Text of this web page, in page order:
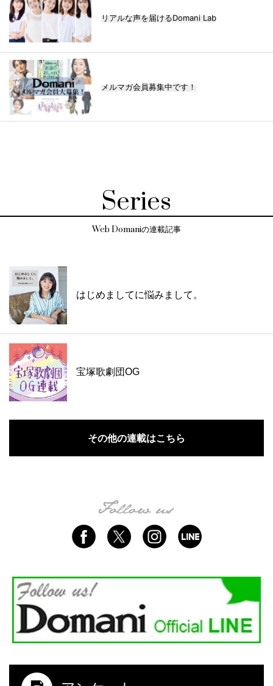
リアルな声を届けるDomani Lab
メルマガ会員募集中です！
Series
Web Domaniの連載記事
はじめましてに悩みまして。
宝塚歌劇団OG
その他の連載はこちら